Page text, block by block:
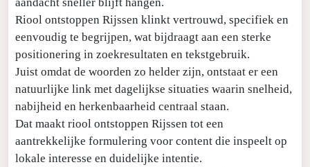
aandacht sneller blijft hangen.
Riool ontstoppen Rijssen klinkt vertrouwd, specifiek en
eenvoudig te begrijpen, wat bijdraagt aan een sterke
positionering in zoekresultaten en tekstgebruik.
Juist omdat de woorden zo helder zijn, ontstaat er een
natuurlijke link met dagelijkse situaties waarin snelheid,
nabijheid en herkenbaarheid centraal staan.
Dat maakt riool ontstoppen Rijssen tot een
aantrekkelijke formulering voor content die inspeelt op
lokale interesse en duidelijke intentie.